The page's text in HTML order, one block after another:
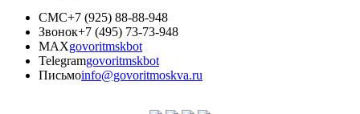
СМС+7 (925) 88-88-948
Звонок+7 (495) 73-73-948
MAXgovoritmskbot
Telegramgovoritmskbot
Письмоinfo@govoritmoskva.ru